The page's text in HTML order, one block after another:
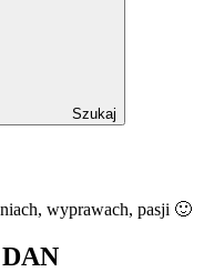
Szukaj
wyprawach, pasji 🙂